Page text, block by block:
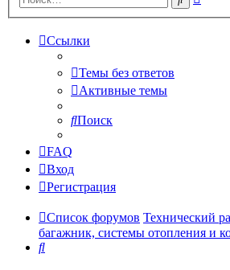
Ссылки
Темы без ответов
Активные темы
Поиск
FAQ
Вход
Регистрация
Список форумов Технический
багажник, системы отопления и
Поиск